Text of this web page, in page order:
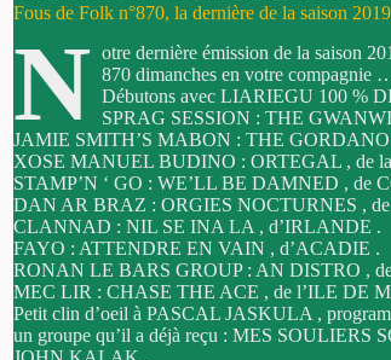
Fous de Folk n°870, la dernière de la saison
N otre dernière émission de la saison
870 dimanches en votre compagnie
Débutons avec LIARIEGU 100 %
SPRAG SESSION : THE
JAMIE SMITH’S MABON : THE
XOSE MANUEL BUDINO : ORTEGAL , de
STAMP’N ‘ GO : WE’LL BE DAMNED , de
DAN AR BRAZ : ORGIES NOCTURNES ,
CLANNAD : NIL SE INA LA , d’IRLANDE .
FAYO : ATTENDRE EN VAIN , d’ACADIE .
RONAN LE BARS GROUP : AN DISTRO ,
MEC LIR : CHASE THE ACE , de l’ILE DE
Petit clin d’oeil à PASCAL JASKULA ,
un groupe qu’il a déjà reçu : MES